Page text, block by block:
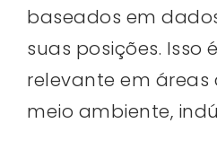
baseados em
suas posições. Isso
relevante em áreas
meio ambiente,